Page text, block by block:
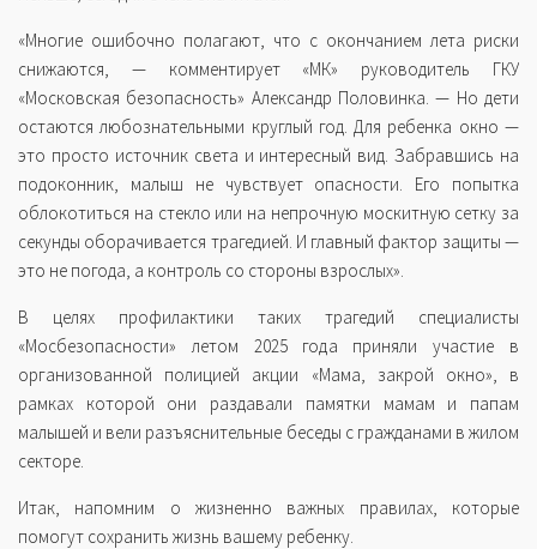
«Многие ошибочно полагают, что с окончанием лета риски
снижаются, — комментирует «МК» руководитель ГКУ
«Московская безопасность» Александр Половинка. — Но дети
остаются любознательными круглый год. Для ребенка окно —
это просто источник света и интересный вид. Забравшись на
подоконник, малыш не чувствует опасности. Его попытка
облокотиться на стекло или на непрочную москитную сетку за
секунды оборачивается трагедией. И главный фактор защиты —
это не погода, а контроль со стороны взрослых».
В целях профилактики таких трагедий специалисты
«Мосбезопасности» летом 2025 года приняли участие в
организованной полицией акции «Мама, закрой окно», в
рамках которой они раздавали памятки мамам и папам
малышей и вели разъяснительные беседы с гражданами в жилом
секторе.
Итак, напомним о жизненно важных правилах, которые
помогут сохранить жизнь вашему ребенку.